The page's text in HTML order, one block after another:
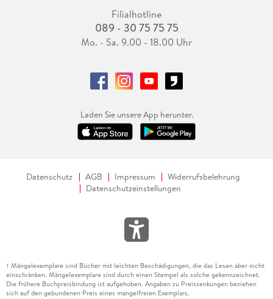
Filialhotline
089 - 30 75 75 75
Mo. - Sa. 9.00 - 18.00 Uhr
Laden Sie unsere App herunter.
Datenschutz AGB Impressum
Widerrufsbelehrung
Datenschutzeinstellungen
1 Mängelexemplare sind Bücher mit leichten Beschädigungen, die das Lesen aber nicht
einschränken. Mängelexemplare sind durch einen Stempel als solche gekennzeichnet.
Die frühere Buchpreisbindung ist aufgehoben. Angaben zu Preissenkungen beziehen
sich auf den gebundenen Preis eines mangelfreien Exemplars.